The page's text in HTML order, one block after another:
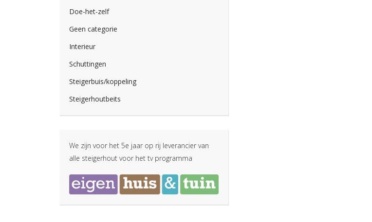
Doe-het-zelf
Geen categorie
Interieur
Schuttingen
Steigerbuis/koppeling
Steigerhoutbeits
We zijn voor het 5e jaar op rij leverancier van
alle steigerhout voor het tv programma